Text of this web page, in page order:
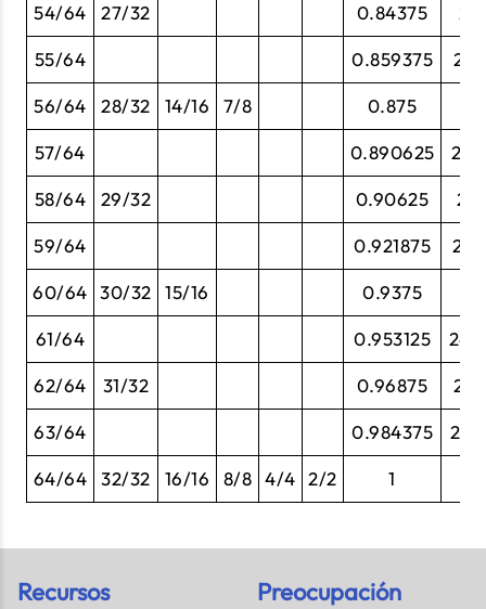
54/64 27/32 0.84375
55/64 0.859375
56/64 28/32 14/16 7/8 0.875
57/64 0.890625
58/64 29/32 0.90625
59/64 0.921875
60/64 30/32 15/16 0.9375
61/64 0.953125
62/64 31/32 0.96875
63/64 0.984375
64/64 32/32 16/16 8/8 4/4 2/2 1
Recursos Preocupación